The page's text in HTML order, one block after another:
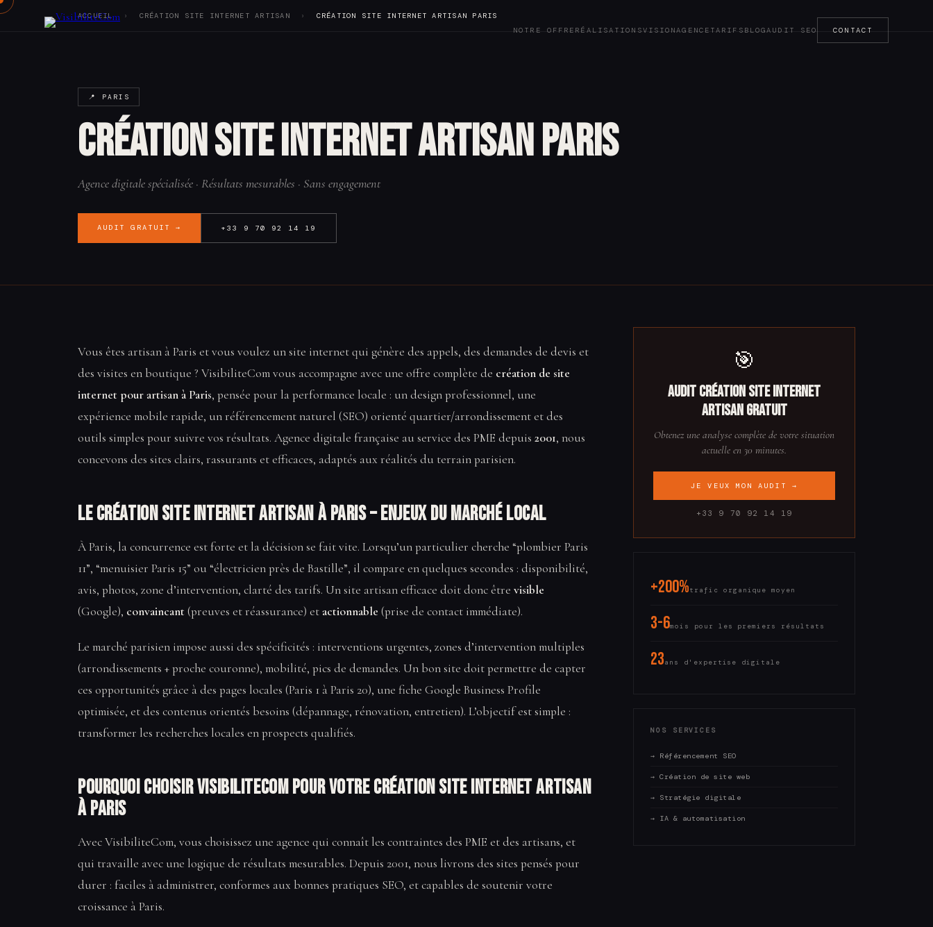
NOTRE OFFRE RÉALISATIONSVISIONAGENCE TARIFS BLOGAUDIT SEO CONTACT
ACCUEIL › CRÉATION SITE INTERNET ARTISAN › CRÉATION SITE INTERNET ARTISAN PARIS
📍 PARIS
Création site internet artisan Paris
Agence digitale spécialisée · Résultats mesurables · Sans engagement
AUDIT GRATUIT → +33 9 70 92 14 19
Vous êtes artisan à Paris et vous voulez un site internet qui génère des appels, des demandes de devis et
des visites en boutique ? VisibiliteCom vous accompagne avec une offre complète de création de site
internet pour artisan à Paris, pensée pour la performance locale : un design professionnel, une
expérience mobile rapide, un référencement naturel (SEO) orienté quartier/arrondissement et des
outils simples pour suivre vos résultats. Agence digitale française au service des PME depuis 2001, nous
concevons des sites clairs, rassurants et efficaces, adaptés aux réalités du terrain parisien.
Le Création site internet artisan à Paris – enjeux du marché local
À Paris, la concurrence est forte et la décision se fait vite. Lorsqu’un particulier cherche “plombier Paris
11”, “menuisier Paris 15” ou “électricien près de Bastille”, il compare en quelques secondes : disponibilité,
avis, photos, zone d’intervention, clarté des tarifs. Un site artisan efficace doit donc être visible
(Google), convaincant (preuves et réassurance) etactionnable (prise de contact immédiate).
Le marché parisien impose aussi des spécificités : interventions urgentes, zones d’intervention multiples
(arrondissements + proche couronne), mobilité, pics de demandes. Un bon site doit permettre de capter
ces opportunités grâce à des pages locales (Paris 1 à Paris 20), une fiche Google Business Profile
optimisée, et des contenus orientés besoins (dépannage, rénovation, entretien). L’objectif est simple :
transformer les recherches locales en prospects qualifiés.
Pourquoi choisir VisibiliteCom pour votre Création site internet artisan
à Paris
Avec VisibiliteCom, vous choisissez une agence qui connaît les contraintes des PME et des artisans, et
qui travaille avec une logique de résultats mesurables. Depuis 2001, nous livrons des sites pensés pour
durer : faciles à administrer, conformes aux bonnes pratiques SEO, et capables de soutenir votre
croissance à Paris.
🎯
Audit Création site internet
artisan gratuit
Obtenez une analyse complète de votre situation
actuelle en 30 minutes.
JE VEUX MON AUDIT →
+33 9 70 92 14 19
+200%trafic organique moyen
3-6mois pour les premiers résultats
23ans d'expertise digitale
NOS SERVICES
→ Référencement SEO
→ Création de site web
→ Stratégie digitale
→ IA & automatisation